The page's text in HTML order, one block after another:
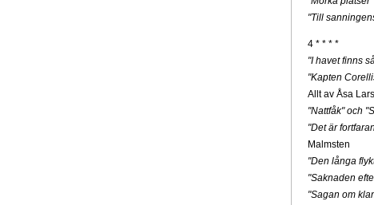
"Till
4 * * * *
"I havet finns
"Kapten
Allt av Åsa
"Nattfåk" och
"Det är
Malmsten
"Den långa
"Saknaden
"Sagan om